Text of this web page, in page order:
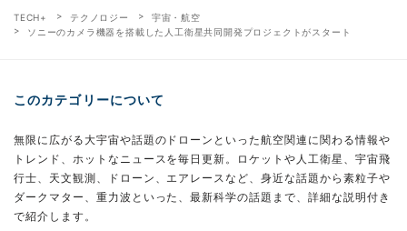
TECH+ テクノロジー
宇宙・航空
ソニーのカメラ機器を搭載した人工衛星共同開発プロジェクトがスタート
このカテゴリーについて
無限に広がる大宇宙や話題のドローンといった航空関連に関わる情報や
トレンド、ホットなニュースを毎日更新。ロケットや人工衛星、宇宙飛
行士、天文観測、ドローン、エアレースなど、身近な話題から素粒子や
ダークマター、重力波といった、最新科学の話題まで、詳細な説明付き
で紹介します。